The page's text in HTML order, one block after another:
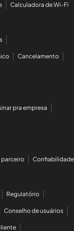
Calculadora de Wi-Fi
Cancelamento
pra empresa
parceiro Confiabilidade
Regulatório
Conselho de usuários